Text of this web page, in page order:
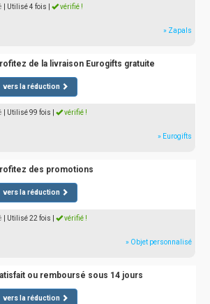
| Utilisé 4 fois vérifié !
» Zapals
de la livraison Eurogifts gratuite
vers la réduction
| Utilisé 99 fois vérifié !
» Eurogifts
des promotions
vers la réduction
| Utilisé 22 fois vérifié !
» Objet personnalisé
ou remboursé sous 14 jours
vers la réduction